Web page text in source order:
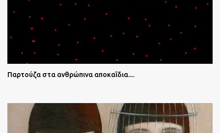
Παρτούζα στα ανθρώπινα αποκαΐδια....